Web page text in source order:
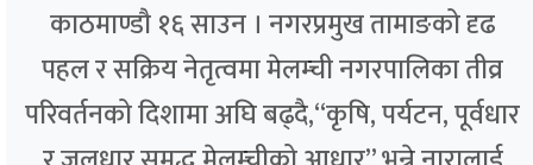
काठमाण्डौ १६ साउन । नगरप्रमुख तामाङको दृढ
पहल र सक्रिय नेतृत्वमा मेलम्ची नगरपालिका तीव्र
परिवर्तनको दिशामा अघि बढ्दै,“कृषि, पर्यटन, पूर्वधार